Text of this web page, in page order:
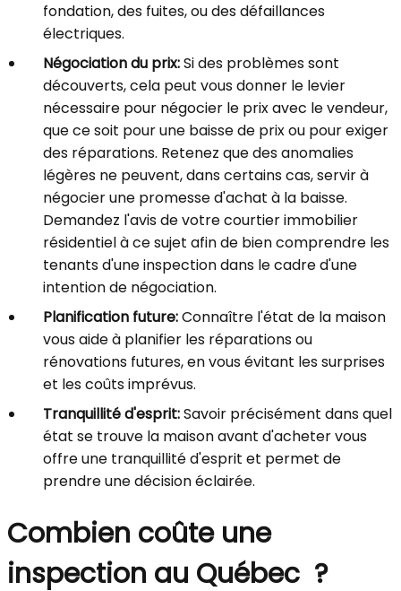
fondation, des fuites, ou des défaillances
électriques.
Négociation du prix:Si des problèmes sont
découverts, cela peut vous donner le levier
nécessaire pour négocier le prix avec le vendeur,
que ce soit pour une baisse de prix ou pour exiger
des réparations. Retenez que des anomalies
légères ne peuvent, dans certains cas, servir à
négocier une promesse d'achat à la baisse.
Demandez l'avis de votre courtier immobilier
résidentiel à ce sujet afin de bien comprendre les
tenants d'une inspection dans le cadre d'une
intention de négociation.
Planification future:Connaître l'état de la maison
vous aide à planifier les réparations ou
rénovations futures, en vous évitant les surprises
et les coûts imprévus.
Tranquillité d'esprit:Savoir précisément dans quel
état se trouve la maison avant d'acheter vous
offre une tranquillité d'esprit et permet de
prendre une décision éclairée.
Combien coûte une
inspection au Québec ?